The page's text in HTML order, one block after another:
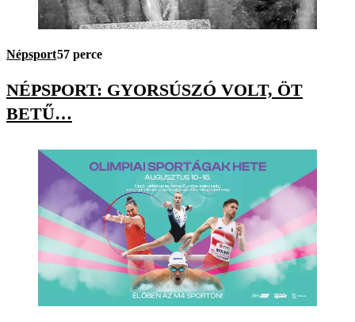
Népsport57 perce
NÉPSPORT: GYORSÚSZÓ VOLT, ÖT
BETŰ…